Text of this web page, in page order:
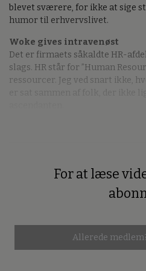
blevet sværere, for ikke at sige
humor til erhvervslivet.
Woke gives intravenøst
Det er firmaets såkaldte HR-
slags. HR står for ”Human
ressourcer. Jeg ved snart ikke,
For at læse
Allerede